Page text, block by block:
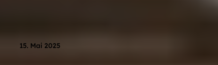
15. Mai 2025